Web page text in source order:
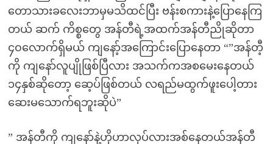
တောသားခလေးဘာမှမသိထင်ပြီး ဗန်းစကားနဲ့ပြောနေကြ
တယ် ဆက် ကိစ္စတွေ အန်တီရဲ့အထက်အန်တီညိုဆိုတာ
၄၀လောက်ရှိမယ် ကျနော့်အကြောင်းပြောနေတာ “”အန်တီ့
ကို ကျနော်လူပျိုဖြစ်ပြီလား အသက်ကအစမေးနေတယ်
၁၄နှစ်ဆိုတော့ ဆေ့ပ်ဖြစ်တယ် လရည်မထွက်ဖူးပေါ့တား
ဆေးမသောက်ရဘူးဆိုပဲ”
” အန်တီကို ကျနော်နဲ့ဟိုဟာလုပ်လားအစ်နေတယ်အန်တီ